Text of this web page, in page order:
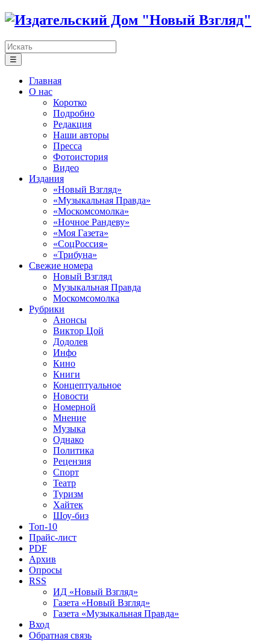
☰
Главная
О нас
Коротко
Подробно
Редакция
Наши авторы
Пресса
Фотоистория
Видео
Издания
«Новый Взгляд»
«Музыкальная Правда»
«Москомсомолка»
«Ночное Рандеву»
«Моя Газета»
«СоцРоссия»
«Трибуна»
Свежие номера
Новый Взгляд
Музыкальная Правда
Москомсомолка
Рубрики
Анонсы
Виктор Цой
Додолев
Инфо
Кино
Книги
Концептуальное
Новости
Номерной
Мнение
Музыка
Однако
Политика
Рецензия
Спорт
Театр
Туризм
Хайтек
Шоу-биз
Топ-10
Прайс-лист
PDF
Архив
Опросы
RSS
ИД «Новый Взгляд»
Газета «Новый Взгляд»
Газета «Музыкальная Правда»
Вход
Обратная связь